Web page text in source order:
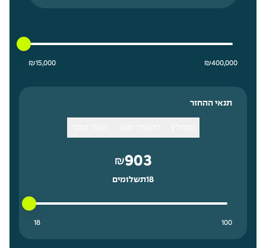
15000 ₪ מחיר נמוך ביותר₪15,000 400000 ₪ מחיר גבוה ביותר ₪400,000
תנאי ההחזר
903
₪
18תשלומים
18 תשלומים נמוך ביותר18100 תשלומים גבוה ביותר 100